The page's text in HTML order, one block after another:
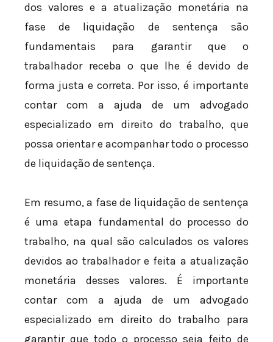
dos valores e a atualização monetária na
fase de liquidação de sentença são
fundamentais para garantir que o
trabalhador receba o que lhe é devido de
forma justa e correta. Por isso, é importante
contar com a ajuda de um advogado
especializado em direito do trabalho, que
possa orientar e acompanhar todo o processo
de liquidação de sentença.
Em resumo, a fase de liquidação de sentença
é uma etapa fundamental do processo do
trabalho, na qual são calculados os valores
devidos ao trabalhador e feita a atualização
monetária desses valores. É importante
contar com a ajuda de um advogado
especializado em direito do trabalho para
garantir que todo o processo seja feito de